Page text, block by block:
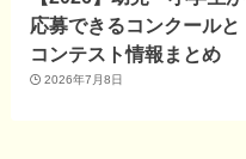
応募できるコンクールと
コンテスト情報まとめ
2026年7月8日